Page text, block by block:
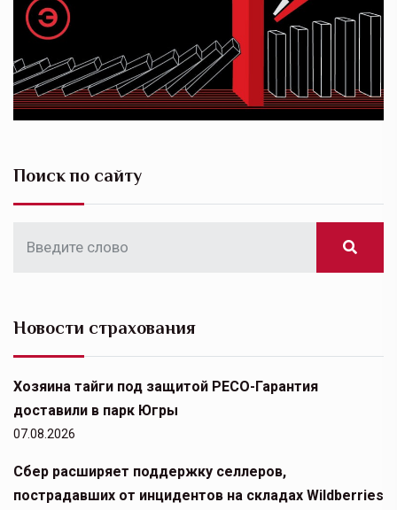
Поиск по сайту
Новости страхования
Хозяина тайги под защитой РЕСО-Гарантия
доставили в парк Югры
07.08.2026
Сбер расширяет поддержку селлеров,
пострадавших от инцидентов на складах Wildberries